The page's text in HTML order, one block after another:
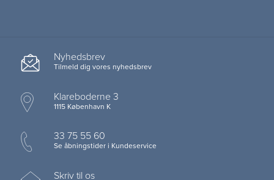
Nyhedsbrev
Tilmeld dig vores nyhedsbrev
Klareboderne 3
1115 København K
33 75 55 60
Se åbningstider i Kundeservice
Skriv til os